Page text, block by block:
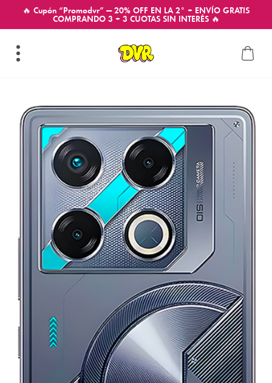
🔥 Cupón “Promodvr” — 20% OFF EN LA 2° + ENVÍO GRATIS
COMPRANDO 3 + 3 CUOTAS SIN INTERÉS 🔥